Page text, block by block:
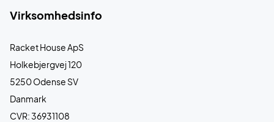
Virksomhedsinfo
Racket House ApS
Holkebjergvej 120
5250 Odense SV
Danmark
CVR: 36931108